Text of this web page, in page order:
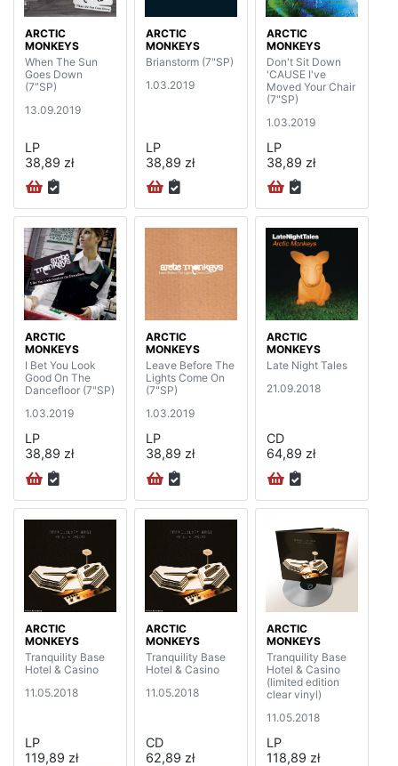
ARCTIC
MONKEYS
When The Sun
Goes Down
(7”SP)
13.09.2019
LP
38,89 zł
ARCTIC
MONKEYS
Brianstorm (7"SP)
1.03.2019
LP
38,89 zł
ARCTIC
MONKEYS
Don't Sit Down
'CAUSE I've
Moved Your Chair
(7"SP)
1.03.2019
LP
38,89 zł
ARCTIC
MONKEYS
I Bet You Look
Good On The
Dancefloor (7"SP)
1.03.2019
LP
38,89 zł
ARCTIC
MONKEYS
Leave Before The
Lights Come On
(7"SP)
1.03.2019
LP
38,89 zł
ARCTIC
MONKEYS
Late Night Tales
21.09.2018
CD
64,89 zł
ARCTIC
MONKEYS
Tranquility Base
Hotel & Casino
11.05.2018
LP
119,89 zł
ARCTIC
MONKEYS
Tranquility Base
Hotel & Casino
11.05.2018
CD
62,89 zł
ARCTIC
MONKEYS
Tranquility Base
Hotel & Casino
(limited edition
clear vinyl)
11.05.2018
LP
118,89 zł